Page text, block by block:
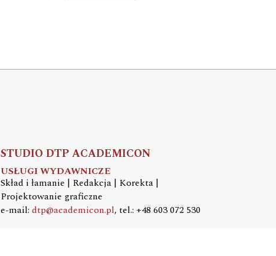
STUDIO DTP ACADEMICON
USŁUGI WYDAWNICZE
Skład i łamanie | Redakcja | Korekta |
Projektowanie graficzne
e-mail: dtp@academicon.pl, tel.: +48 603 072 530